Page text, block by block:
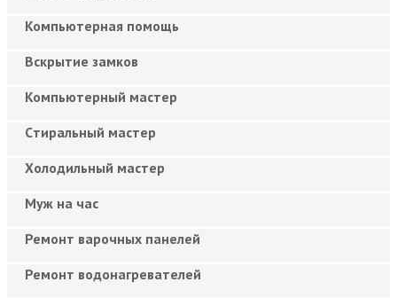
Компьютерная помощь
Вскрытие замков
Компьютерный мастер
Cтиральный мастер
Холодильный мастер
Муж на час
Ремонт варочных панелей
Ремонт водонагревателей